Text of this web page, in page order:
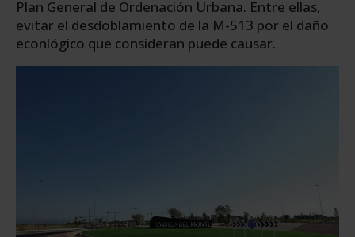
Plan General de Ordenación Urbana. Entre ellas,
evitar el desdoblamiento de la M-513 por el daño
econlógico que consideran puede causar.